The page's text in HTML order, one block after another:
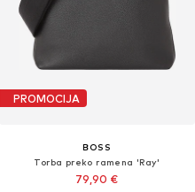
PROMOCIJA
BOSS
Torba preko ramena 'Ray'
79,90 €